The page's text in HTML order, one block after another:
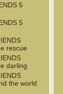
5
5
rescue
darling
the world